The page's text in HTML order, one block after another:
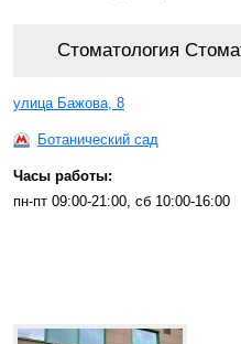
Стоматология
улица Бажова, 8
Ботанический сад
Часы работы:
пн-пт 09:00-21:00, сб 10:00-16:00